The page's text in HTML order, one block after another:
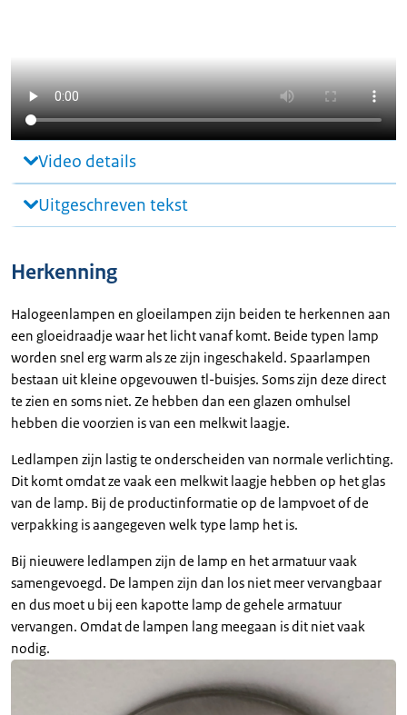
Video details
Uitgeschreven tekst
Herkenning
Halogeenlampen en gloeilampen zijn beiden te herkennen aan
een gloeidraadje waar het licht vanaf komt. Beide typen lamp
worden snel erg warm als ze zijn ingeschakeld. Spaarlampen
bestaan uit kleine opgevouwen tl-buisjes. Soms zijn deze direct
te zien en soms niet. Ze hebben dan een glazen omhulsel
hebben die voorzien is van een melkwit laagje.
Ledlampen zijn lastig te onderscheiden van normale verlichting.
Dit komt omdat ze vaak een melkwit laagje hebben op het glas
van de lamp. Bij de productinformatie op de lampvoet of de
verpakking is aangegeven welk type lamp het is.
Bij nieuwere ledlampen zijn de lamp en het armatuur vaak
samengevoegd. De lampen zijn dan los niet meer vervangbaar
en dus moet u bij een kapotte lamp de gehele armatuur
vervangen. Omdat de lampen lang meegaan is dit niet vaak
nodig.